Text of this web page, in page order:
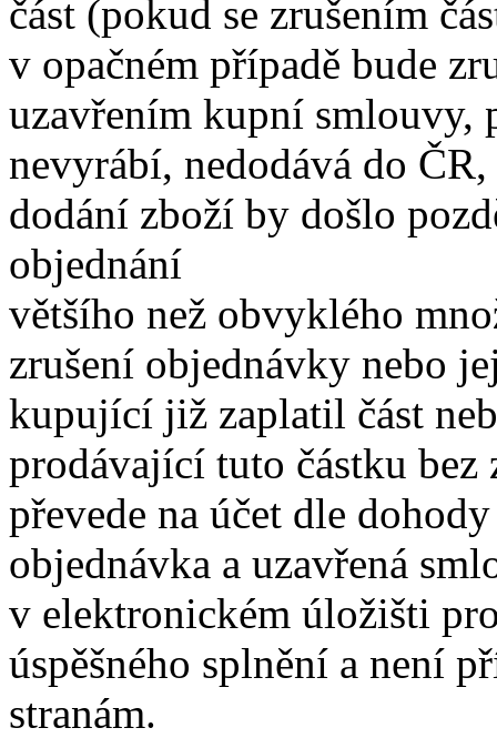
část (pokud se zrušením
v opačném případě bude
uzavřením kupní smlouvy,
nevyrábí, nedodává do
dodání zboží by došlo
objednání
většího než obvyklého
zrušení objednávky nebo
kupující již zaplatil část
prodávající tuto částku bez
převede na účet dle
objednávka a uzavřená
v elektronickém úložišti
úspěšného splnění a není
stranám.